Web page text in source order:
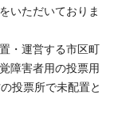
いただいておりま
・運営する市区町
障害者用の投票用
投票所で未配置と